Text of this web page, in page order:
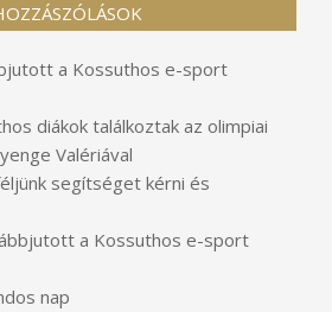
a Kossuthos e-sport
diákok találkoztak az olimpiai
Valériával
segítséget kérni és
a Kossuthos e-sport
nap